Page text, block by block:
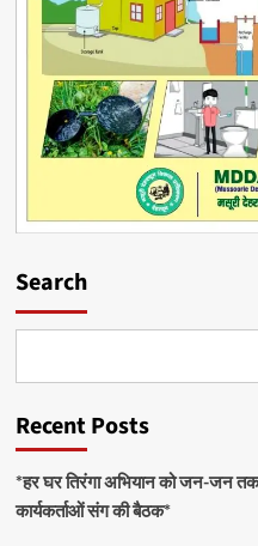
Search
Recent Posts
*हर घर तिरंगा अभियान को जन-जन
कार्यकर्ताओं संग की बैठक*